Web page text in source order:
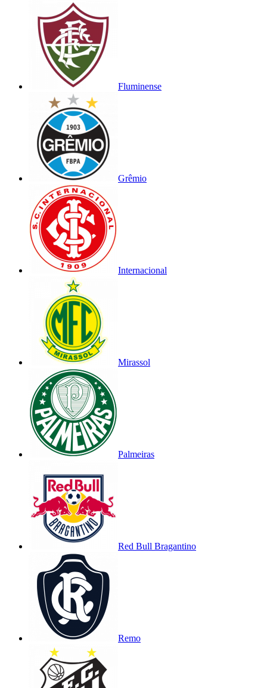
Fluminense
Grêmio
Internacional
Mirassol
Palmeiras
Red Bull Bragantino
Remo